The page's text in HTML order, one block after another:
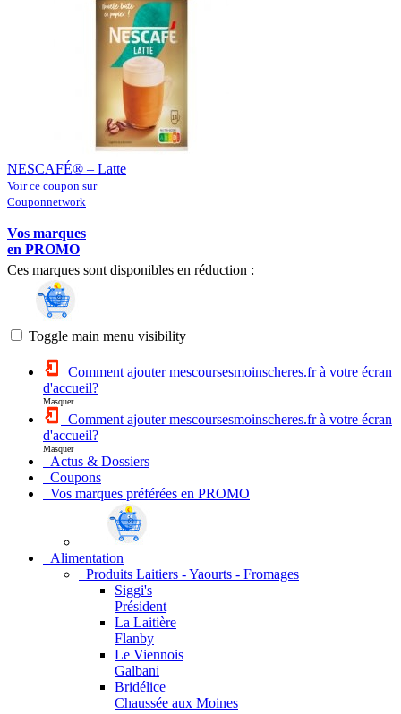
NESCAFÉ® – Latte
Voir ce coupon sur
Couponnetwork
Vos marques
en PROMO
Ces marques sont disponibles en réduction :
Toggle main menu visibility
Comment ajouter mescoursesmoinscheres.fr à votre écran
d'accueil?
Masquer
Comment ajouter mescoursesmoinscheres.fr à votre écran
d'accueil?
Masquer
Actus & Dossiers
Coupons
Vos marques préférées en PROMO
Alimentation
Produits Laitiers - Yaourts - Fromages
Siggi's
Président
La Laitière
Flanby
Le Viennois
Galbani
Bridélice
Chaussée aux Moines